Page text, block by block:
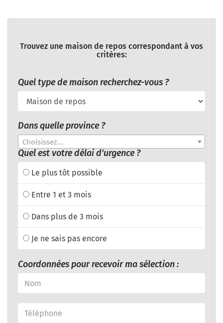
Trouvez une maison de repos correspondant à vos
critères:
Quel type de maison recherchez-vous ?
Dans quelle province ?
Choisissez...
Quel est votre délai d'urgence ?
Le plus tôt possible
Entre 1 et 3 mois
Dans plus de 3 mois
Je ne sais pas encore
Coordonnées pour recevoir ma sélection :